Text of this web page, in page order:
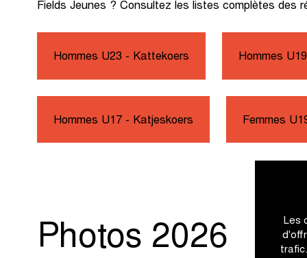
Les
Fields Jeunes ? Consultez les listes complètes des
Hommes U23 - Kattekoers Hommes
Hommes U17 - Katjeskoers Femmes
Photos 2026